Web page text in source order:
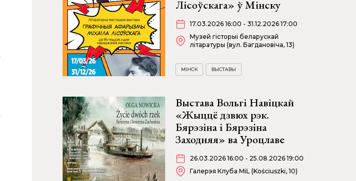
Лісоўскага» ў Мінску
17.03.2026 16:00 - 31.12.2026 17:00
Музей гісторыі беларускай
літаратуры (вул. Багдановіча, 13)
МІНСК ВЫСТАВЫ
Выстава Вольгі Навіцкай
«Жыццё дзвюх рэк.
Бярэзіна і Бярэзіна
Заходняя» ва Уроцлаве
26.03.2026 16:00 - 25.08.2026 19:00
Галерэя Клуба MiL (Kościuszki, 10)